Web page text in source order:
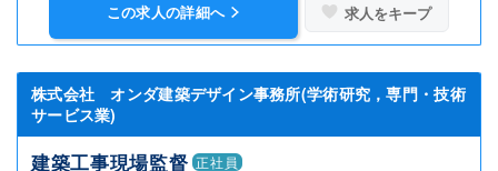
この求人の詳細へ 求人をキープ
株式会社 オンダ建築デザイン事務所(学術研究，専門・技術
サービス業)
建築工事現場監督 正社員